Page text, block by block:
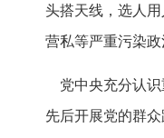
头搭天线，选人
营私等严重污染政
党中央充分认识
先后开展党的群